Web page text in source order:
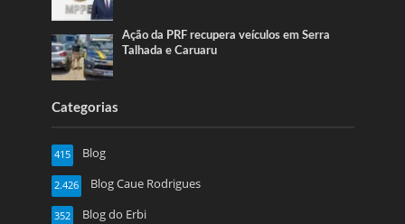
Ação da PRF recupera veículos em Serra
Talhada e Caruaru
Categorias
Blog
415
Blog Caue Rodrigues
2.426
Blog do Erbi
352